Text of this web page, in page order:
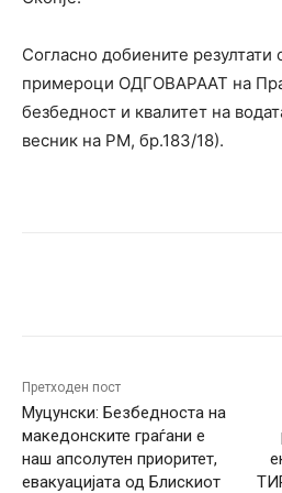
Согласно добиените резултати
примероци ОДГОВАРААТ на
безбедност и квалитет на
весник на РМ, бр.183/18).
Претходен пост
Муцунски: Безбедноста на
македонските граѓани е
наш апсолутен приоритет,
евакуацијата од Блискиот